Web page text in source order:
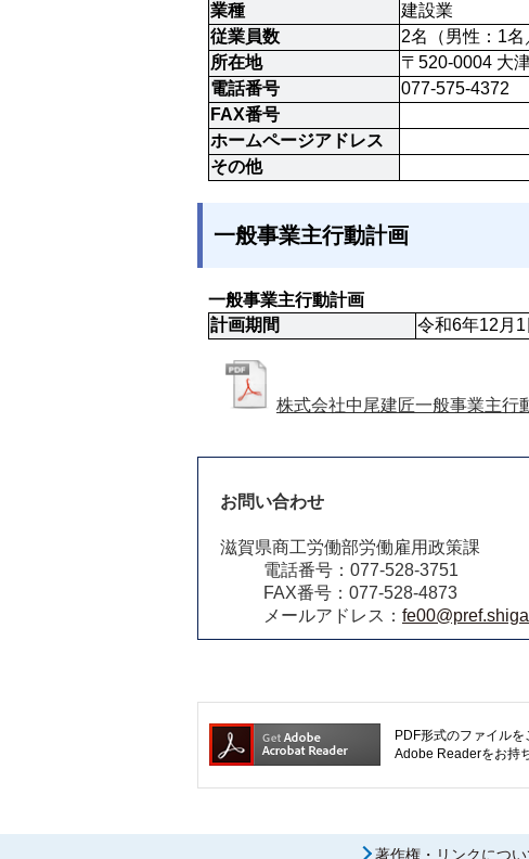
業種
建設業
従業員数
2名（男性：1名
所在地
〒520-0004 大
電話番号
077-575-4372
FAX番号
ホームページアドレス
その他
一般事業主行動計画
一般事業主行動計画
計画期間
令和6年12月
株式会社中尾建匠一般事業主行
お問い合わせ
滋賀県商工労働部労働雇用政策課
電話番号：077-528-3751
FAX番号：077-528-4873
メールアドレス：
PDF形式のファイル
Adobe Readerをお持
著作権・リンクについ